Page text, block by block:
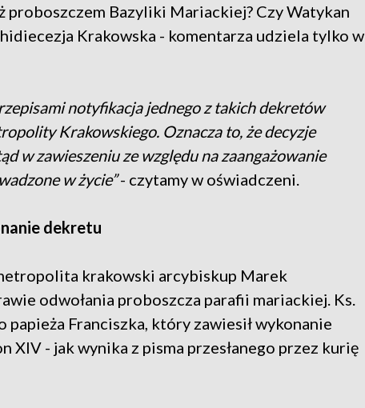
proboszczem Bazyliki Mariackiej? Czy Watykan
Krakowska - komentarza udziela tylko w
notyfikacja jednego z takich dekretów
Krakowskiego. Oznacza to, że decyzje
w zawieszeniu ze względu na zaangażowanie
w życie”- czytamy w oświadczeni.
dekretu
krakowski arcybiskup Marek
odwołania proboszcza parafii mariackiej. Ks.
papieża Franciszka, który zawiesił wykonanie
XIV - jak wynika z pisma przesłanego przez kurię